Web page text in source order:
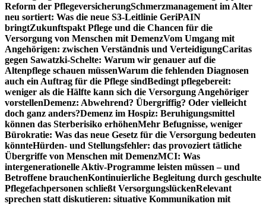
Reform der PflegeversicherungSchmerzmanagement im Alter
neu sortiert: Was die neue S3-Leitlinie GeriPAIN
bringtZukunftspakt Pflege und die Chancen für die
Versorgung von Menschen mit DemenzVom Umgang mit
Angehörigen: zwischen Verständnis und VerteidigungCaritas
gegen Sawatzki-Schelte: Warum wir genauer auf die
Altenpflege schauen müssenWarum die fehlenden Diagnosen
auch ein Auftrag für die Pflege sindBedingt pflegebereit:
weniger als die Hälfte kann sich die Versorgung Angehöriger
vorstellenDemenz: Abwehrend? Übergriffig? Oder vielleicht
doch ganz anders?Demenz im Hospiz: Beruhigungsmittel
können das Sterberisiko erhöhenMehr Befugnisse, weniger
Bürokratie: Was das neue Gesetz für die Versorgung bedeuten
könnteHürden- und Stellungsfehler: das provoziert tätliche
Übergriffe von Menschen mit DemenzMCI: Was
intergenerationelle Aktiv-Programme leisten müssen – und
Betroffene brauchenKontinuierliche Begleitung durch geschulte
Pflegefachpersonen schließt VersorgungslückenRelevant
sprechen statt diskutieren: situative Kommunikation mit